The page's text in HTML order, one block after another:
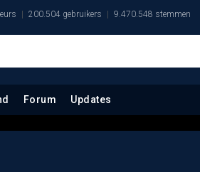
200.504 gebruikers 9.470.548 stemmen
Forum Updates